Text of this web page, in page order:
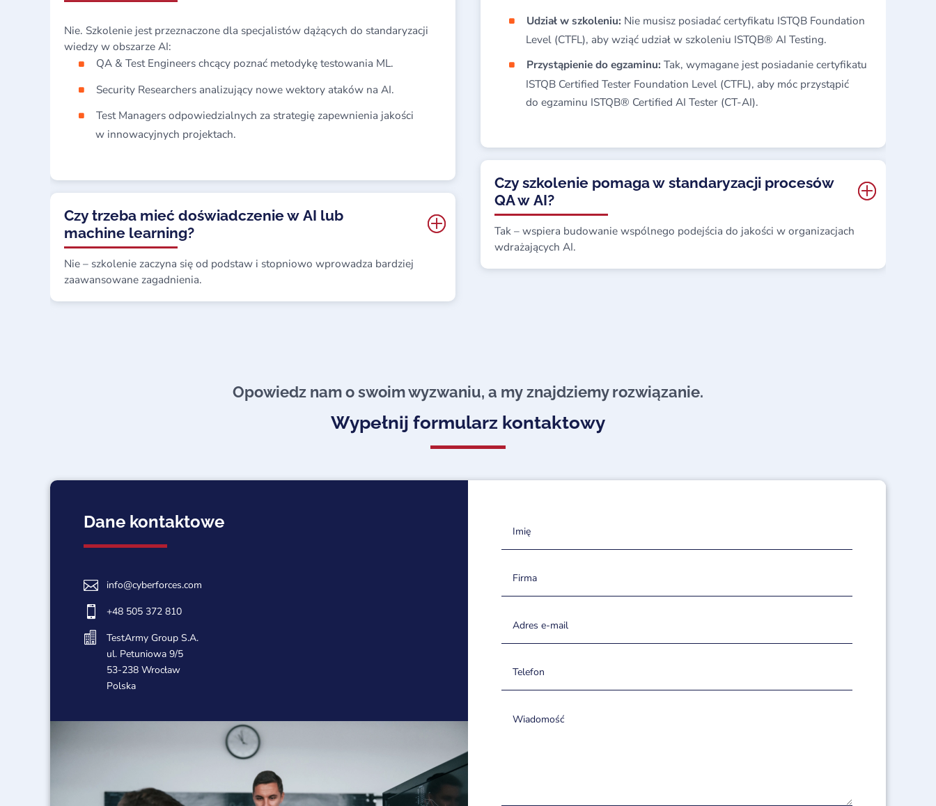
Nie. Szkolenie jest przeznaczone dla specjalistów dążących do standaryzacji
wiedzy w obszarze AI:
QA & Test Engineers chcący poznać metodykę testowania ML.
Security Researchers analizujący nowe wektory ataków na AI.
Test Managers odpowiedzialnych za strategię zapewnienia jakości
w innowacyjnych projektach.
Czy trzeba mieć doświadczenie w AI lub
machine learning?
Nie – szkolenie zaczyna się od podstaw i stopniowo wprowadza bardziej
zaawansowane zagadnienia.
Udział w szkoleniu: Nie musisz posiadać certyfikatu ISTQB Foundation
Level (CTFL), aby wziąć udział w szkoleniu ISTQB® AI Testing.
Przystąpienie do egzaminu: Tak, wymagane jest posiadanie certyfikatu
ISTQB Certified Tester Foundation Level (CTFL), aby móc przystąpić
do egzaminu ISTQB® Certified AI Tester (CT-AI).
Czy szkolenie pomaga w standaryzacji procesów
QA w AI?
Tak – wspiera budowanie wspólnego podejścia do jakości w organizacjach
wdrażających AI.
Opowiedz nam o swoim wyzwaniu, a my znajdziemy rozwiązanie.​
Wypełnij formularz kontaktowy
Dane kontaktowe
 info@cyberforces.com
 +48 505 372 810

TestArmy Group S.A.
ul. Petuniowa 9/5
53-238 Wrocław
Polska